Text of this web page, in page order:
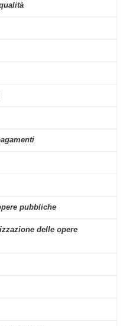
pubbliche
delle opere